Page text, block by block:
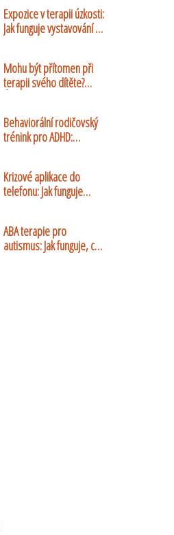
Expozice v terapii úzkosti:
Jak funguje vystavování a
Mohu být přítomen při
terapii svého dítěte?
psychoterapii
Behaviorální rodičovský
trénink pro ADHD:
Krizové aplikace do
telefonu: Jak funguje
ABA terapie pro
autismus: Jak funguje, co